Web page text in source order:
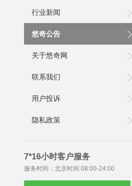
行业新闻
悠奇公告
关于悠奇网
联系我们
用户投诉
隐私政策
7*16小时客户服务
服务时间：北京时间 08:00-24:00